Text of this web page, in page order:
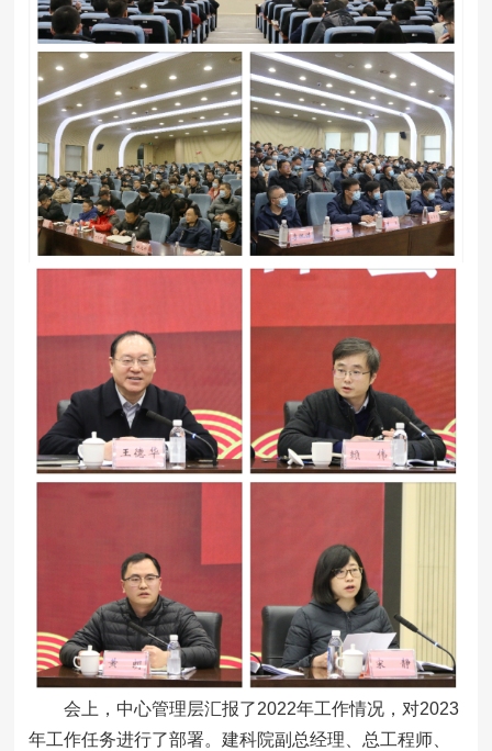
会上，中心管理层汇报了2022年工作情况，对2023
年工作任务进行了部署。建科院副总经理、总工程师、